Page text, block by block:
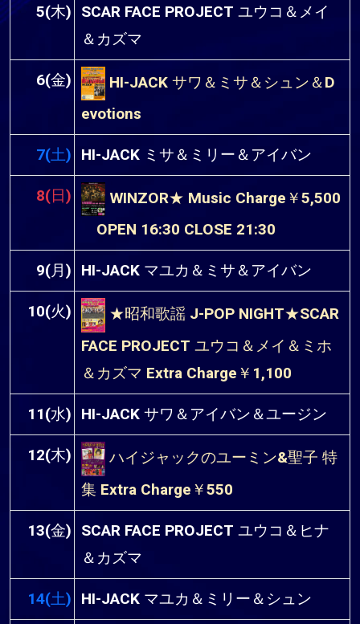
5(木) SCAR FACE PROJECT ユウコ＆メイ
＆カズマ
6(金)
HI-JACK サワ＆ミサ＆シュン＆D
evotions
7(土) HI-JACK ミサ＆ミリー＆アイバン
8(日)
WINZOR★ Music Charge￥5,500
OPEN 16:30 CLOSE 21:30
9(月) HI-JACK マユカ＆ミサ＆アイバン
10(火)
★昭和歌謡 J-POP NIGHT★SCAR
FACE PROJECT ユウコ＆メイ＆ミホ
＆カズマ Extra Charge￥1,100
11(水) HI-JACK サワ＆アイバン＆ユージン
12(木)
ハイジャックのユーミン&聖子 特
集 Extra Charge￥550
13(金) SCAR FACE PROJECT ユウコ＆ヒナ
＆カズマ
14(土) HI-JACK マユカ＆ミリー＆シュン